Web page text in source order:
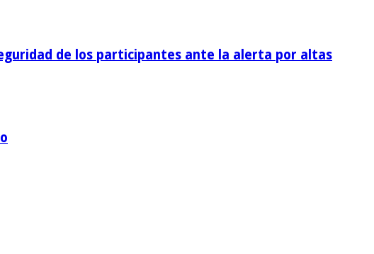
de los participantes ante la alerta por altas